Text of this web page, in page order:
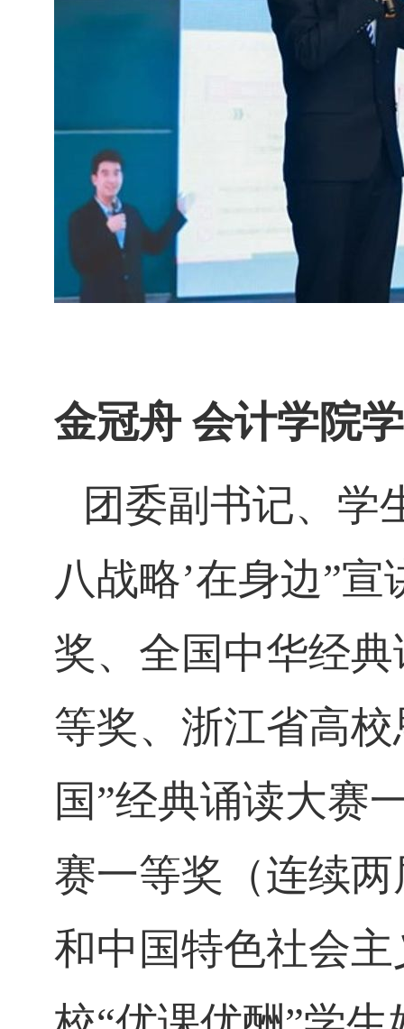
金冠舟 会计学院
团委副书记、学
八战略’在身边”宣
奖、全国中华经
等奖、浙江省高
国”经典诵读大赛
赛一等奖（连续
和中国特色社会